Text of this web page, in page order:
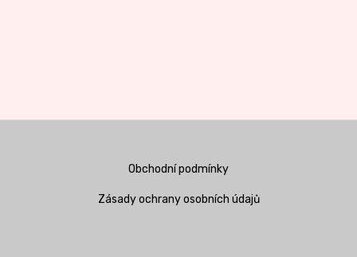
Obchodní podmínky
Zásady ochrany osobních údajů